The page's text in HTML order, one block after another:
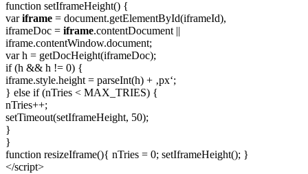
function setIframeHeight() {
variframe = document.getElementById(iframeId),
iframeDoc = iframe.contentDocument ||
iframe.contentWindow.document;
var h = getDocHeight(iframeDoc);
if (h && h != 0) {
iframe.style.height = parseInt(h) + ‚px‘;
} else if (nTries < MAX_TRIES) {
nTries++;
setTimeout(setIframeHeight, 50);
}
}
function resizeIframe(){ nTries = 0; setIframeHeight(); }
</script>